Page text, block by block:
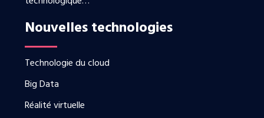
Nouvelles technologies
Technologie du cloud
Big Data
Réalité virtuelle